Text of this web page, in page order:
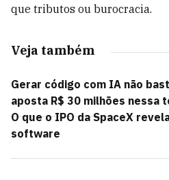
que tributos ou burocracia.
Veja também
Gerar código com IA não
aposta R$ 30 milhões nessa
O que o IPO da SpaceX
software